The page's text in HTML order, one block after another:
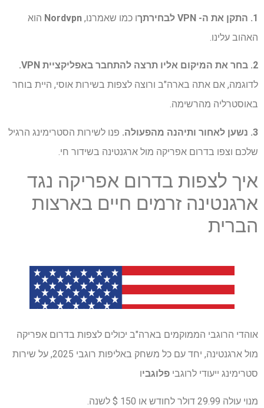
1. התקן את ה- VPN לבחירתך ו כמו שאמרנו, Nordvpn הוא
האהוב עלינו.
2. בחר את המיקום אליו תרצה להתחבר באפליקציית VPN.
לדוגמה, אם אתה בארה"ב ורוצה לצפות בשירות אוסי, היית בוחר
באוסטרליה מהרשימה.
3. נשען לאחור ותיהנה מהפעולה.
פנו לשירות הסטרימינג הרגיל
שלכם וצפו בדרום אפריקה מול ארגנטינה בשידור חי.
איך לצפות בדרום אפריקה נגד
ארגנטינה זרמים חיים בארצות
הברית
אוהדי הרוגבי הממוקמים בארה"ב יכולים לצפות בדרום אפריקה
מול ארגנטינה, יחד עם כל משחק באליפות רוגבי 2025, על שירות
סטרימינג ייעודי לרוגבי פלוגביו
מנוי עולה 29.99 דולר לחודש או 150 $ לשנה.